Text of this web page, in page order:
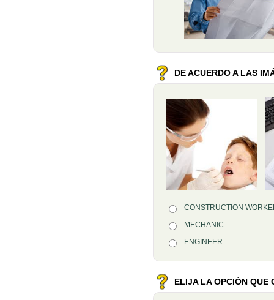
DE ACUERDO A LAS
Pregunta
Respuestas
Opción 1CONSTRUCTION
Opción 2MECHANIC
Opción 3ENGINEER
ELIJA LA OPCIÓN QUE